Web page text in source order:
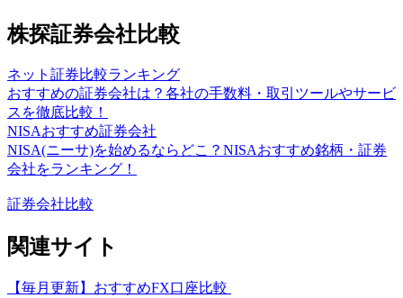
株探証券会社比較
ネット証券比較ランキング
おすすめの証券会社は？各社の手数料・取引ツールやサービ
スを徹底比較！
NISAおすすめ証券会社
NISA(ニーサ)を始めるならどこ？NISAおすすめ銘柄・証券
会社をランキング！
証券会社比較
関連サイト
【毎月更新】おすすめFX口座比較